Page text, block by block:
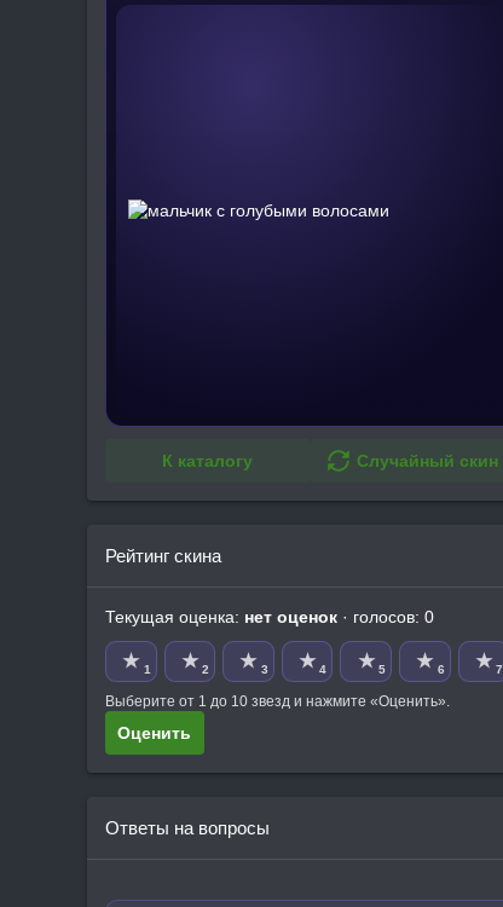
К каталогу Случайный скин
Рейтинг скина
Текущая оценка: нет оценок · голосов: 0
★ 1 ★ 2 ★ 3 ★ 4 ★ 5 ★ 6 ★ 7
Выберите от 1 до 10 звезд и нажмите «Оценить».
Оценить
Ответы на вопросы